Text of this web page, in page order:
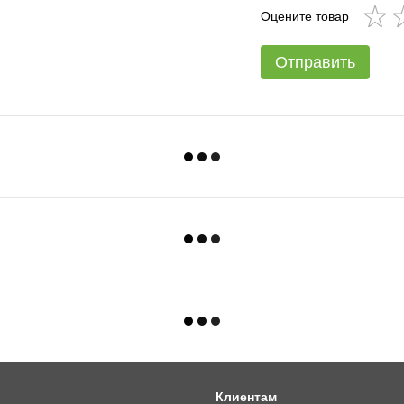
Оцените товар
Отправить
Клиентам